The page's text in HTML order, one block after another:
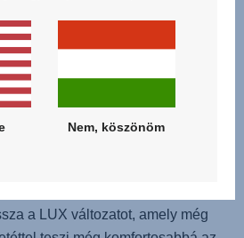
elérhető mózeskosarat a
vagy döntsön az ergonomikus
mellett – mindkét megoldás teljes
gyermekének. A szellőzőablakok
a LUX változatot, amely még
Nem, köszönöm